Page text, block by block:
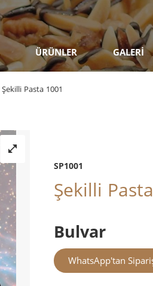
ÜRÜNLER GALERİ
Şekilli Pasta 1001
SP1001
Şekilli
Bulvar
WhatsApp'tan